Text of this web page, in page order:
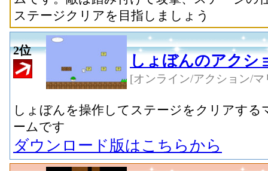
ステージクリアを目指しましょう
2位
しょぼんのアクシ
[オンライン/アクション/マ
しょぼんを操作してステージをクリアす
ームです
ダウンロード版はこちらから